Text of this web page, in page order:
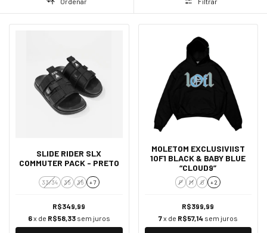
SLIDE RIDER SLX
COMMUTER PACK - PRETO
33/34 35 36 + 7
R$349,99
6x de R$58,33 sem juros
MOLETOM EXCLUSIVIIST
1OF1 BLACK & BABY BLUE
“CLOUD9”
P M G + 2
R$399,99
7x de R$57,14 sem juros